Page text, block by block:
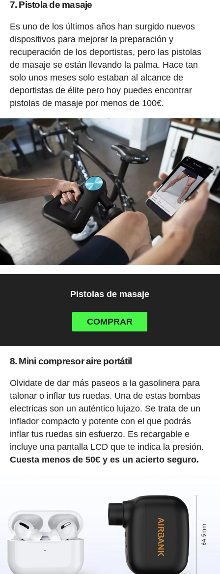
7. Pistola de masaje
Es uno de los últimos años han surgido nuevos
dispositivos para mejorar la preparación y
recuperación de los deportistas, pero las pistolas
de masaje se están llevando la palma. Hace tan
solo unos meses solo estaban al alcance de
deportistas de élite pero hoy puedes encontrar
pistolas de masaje por menos de 100€.
Pistolas de masaje
COMPRAR
8. Mini compresor aire portátil
Olvidate de dar más paseos a la gasolinera para
talonar o inflar tus ruedas. Una de estas bombas
electricas son un auténtico lujazo. Se trata de un
inflador compacto y potente con el que podrás
inflar tus ruedas sin esfuerzo. Es recargable e
incluye una pantalla LCD que te indica la presión.
Cuesta menos de 50€ y es un acierto seguro.